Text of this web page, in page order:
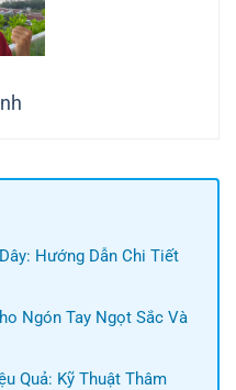
Hướng Dẫn Chi Tiết
Ngón Tay Ngọt Sắc Và
Quả: Kỹ Thuật Thâm